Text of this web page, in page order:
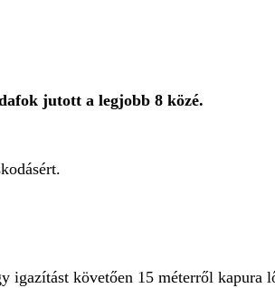
jutott a legjobb 8 közé.
igazítást követően 15 méterről kapura